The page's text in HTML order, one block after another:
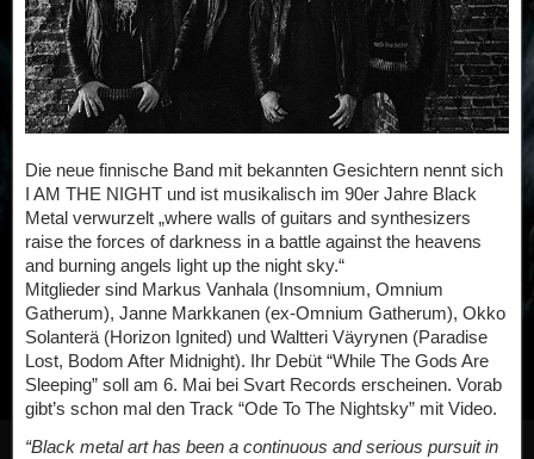
Die neue finnische Band mit bekannten Gesichtern nennt sich
I AM THE NIGHT und ist musikalisch im 90er Jahre Black
Metal verwurzelt „where walls of guitars and synthesizers
raise the forces of darkness in a battle against the heavens
and burning angels light up the night sky.“
Mitglieder sind Markus Vanhala (Insomnium, Omnium
Gatherum), Janne Markkanen (ex-Omnium Gatherum), Okko
Solanterä (Horizon Ignited) und Waltteri Väyrynen (Paradise
Lost, Bodom After Midnight). Ihr Debüt “While The Gods Are
Sleeping” soll am 6. Mai bei Svart Records erscheinen. Vorab
gibt’s schon mal den Track “Ode To The Nightsky” mit Video.
“Black metal art has been a continuous and serious pursuit in